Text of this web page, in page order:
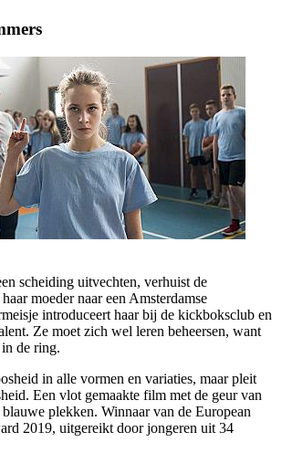
scheiding uitvechten, verhuist de
moeder naar een Amsterdamse
introduceert haar bij de kickboksclub en
Ze moet zich wel leren beheersen, want
de ring.
in alle vormen en variaties, maar pleit
Een vlot gemaakte film met de geur van
plekken. Winnaar van de European
2019, uitgereikt door jongeren uit 34